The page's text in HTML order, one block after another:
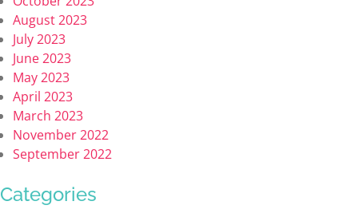
August 2023
July 2023
June 2023
May 2023
April 2023
March 2023
November 2022
September 2022
Categories